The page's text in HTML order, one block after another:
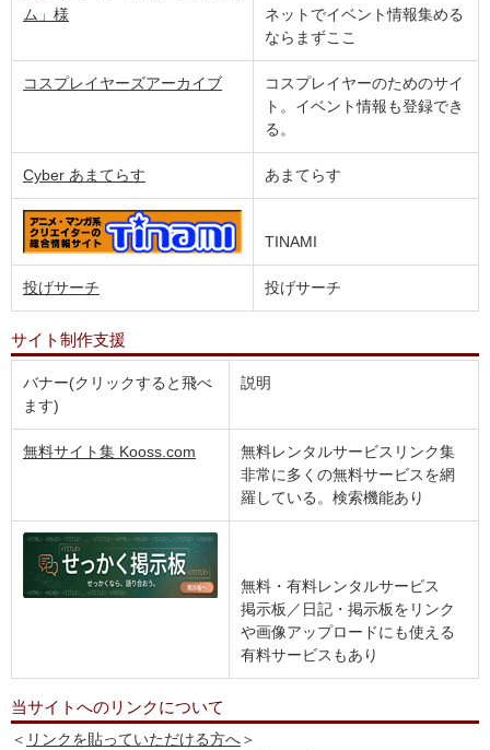
ネットでイベント情報集める
ならまずここ
コスプレイヤーズアーカイブ
コスプレイヤーのためのサイ
ト。イベント情報も登録でき
る。
Cyber あまてらす あまてらす
TINAMI
投げサーチ 投げサーチ
サイト制作支援
バナー(クリックすると飛べ
ます)
説明
無料サイト集 Kooss.com
無料レンタルサービスリンク集
非常に多くの無料サービスを網
羅している。検索機能あり
無料・有料レンタルサービス
掲示板／日記・掲示板をリンク
や画像アップロードにも使える
有料サービスもあり
当サイトへのリンクについて
＜ リンクを貼っていただける方へ＞